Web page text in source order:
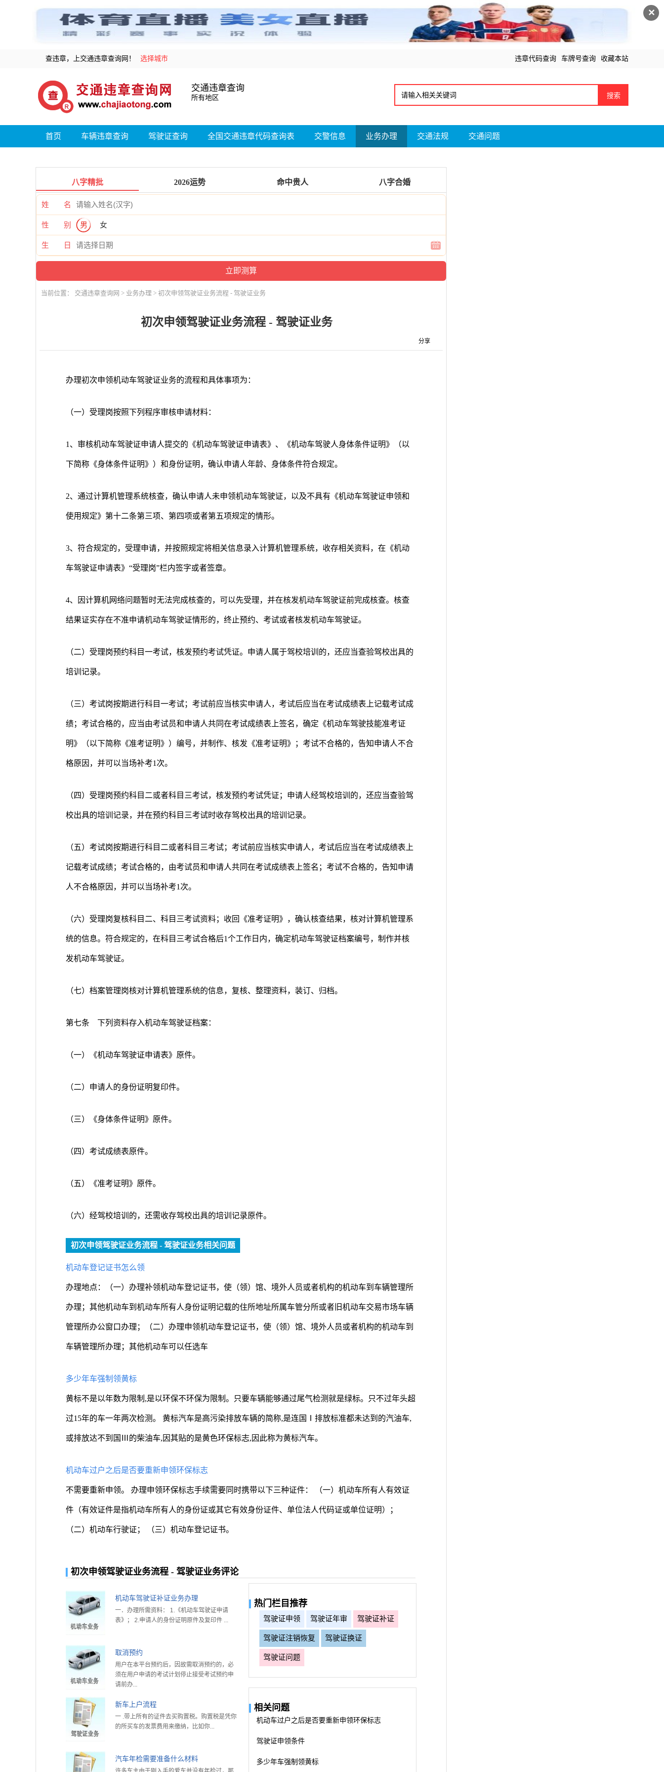
✕
查违章，上交通违章查询网！ 选择城市 违章代码查询 车牌号查询 收藏本站
交通违章查询
所有地区 搜索
首页 车辆违章查询 驾驶证查询 全国交通违章代码查询表 交警信息 业务办理 交通法规 交通问题
八字精批 2026运势 命中贵人 八字合婚
姓 名
性 别 男 女
生 日
当前位置： 交通违章查询网 > 业务办理 > 初次申领驾驶证业务流程 - 驾驶证业务
初次申领驾驶证业务流程 - 驾驶证业务
分享
办理初次申领机动车驾驶证业务的流程和具体事项为：
（一）受理岗按照下列程序审核申请材料：
1、审核机动车驾驶证申请人提交的《机动车驾驶证申请表》、《机动车驾驶人身体条件证明》（以
下简称《身体条件证明》）和身份证明，确认申请人年龄、身体条件符合规定。
2、通过计算机管理系统核查，确认申请人未申领机动车驾驶证，以及不具有《机动车驾驶证申领和
使用规定》第十二条第三项、第四项或者第五项规定的情形。
3、符合规定的，受理申请，并按照规定将相关信息录入计算机管理系统，收存相关资料，在《机动
车驾驶证申请表》“受理岗”栏内签字或者签章。
4、因计算机网络问题暂时无法完成核查的，可以先受理，并在核发机动车驾驶证前完成核查。核查
结果证实存在不准申请机动车驾驶证情形的，终止预约、考试或者核发机动车驾驶证。
（二）受理岗预约科目一考试，核发预约考试凭证。申请人属于驾校培训的，还应当查验驾校出具的
培训记录。
（三）考试岗按期进行科目一考试；考试前应当核实申请人，考试后应当在考试成绩表上记载考试成
绩；考试合格的，应当由考试员和申请人共同在考试成绩表上签名，确定《机动车驾驶技能准考证
明》（以下简称《准考证明》）编号，并制作、核发《准考证明》；考试不合格的，告知申请人不合
格原因，并可以当场补考1次。
（四）受理岗预约科目二或者科目三考试，核发预约考试凭证；申请人经驾校培训的，还应当查验驾
校出具的培训记录，并在预约科目三考试时收存驾校出具的培训记录。
（五）考试岗按期进行科目二或者科目三考试；考试前应当核实申请人，考试后应当在考试成绩表上
记载考试成绩；考试合格的，由考试员和申请人共同在考试成绩表上签名；考试不合格的，告知申请
人不合格原因，并可以当场补考1次。
（六）受理岗复核科目二、科目三考试资料；收回《准考证明》，确认核查结果，核对计算机管理系
统的信息。符合规定的，在科目三考试合格后1个工作日内，确定机动车驾驶证档案编号，制作并核
发机动车驾驶证。
（七）档案管理岗核对计算机管理系统的信息，复核、整理资料，装订、归档。
第七条 下列资料存入机动车驾驶证档案：
（一）《机动车驾驶证申请表》原件。
（二）申请人的身份证明复印件。
（三）《身体条件证明》原件。
（四）考试成绩表原件。
（五）《准考证明》原件。
（六）经驾校培训的，还需收存驾校出具的培训记录原件。
初次申领驾驶证业务流程 - 驾驶证业务相关问题
机动车登记证书怎么领
办理地点：（一）办理补领机动车登记证书，使（领）馆、境外人员或者机构的机动车到车辆管理所
办理；其他机动车到机动车所有人身份证明记载的住所地址所属车管分所或者旧机动车交易市场车辆
管理所办公窗口办理；（二）办理申领机动车登记证书，使（领）馆、境外人员或者机构的机动车到
车辆管理所办理；其他机动车可以任选车
多少年车强制领黄标
黄标不是以年数为限制,是以环保不环保为限制。只要车辆能够通过尾气检测就是绿标。只不过年头超
过15年的车一年两次检测。 黄标汽车是高污染排放车辆的简称,是连国Ⅰ排放标准都未达到的汽油车,
或排放达不到国Ⅲ的柴油车,因其贴的是黄色环保标志,因此称为黄标汽车。
机动车过户之后是否要重新申领环保标志
不需要重新申领。 办理申领环保标志手续需要同时携带以下三种证件： （一）机动车所有人有效证
件（有效证件是指机动车所有人的身份证或其它有效身份证件、单位法人代码证或单位证明）；
（二）机动车行驶证； （三）机动车登记证书。
初次申领驾驶证业务流程 - 驾驶证业务评论
机动车驾驶证补证业务办理
一．办理所需资料： 1.《机动车驾驶证申请
表》； 2.申请人的身份证明原件及复印件 ...
取消预约
用户在本平台预约后，因故需取消预约的，必
须在用户申请的考试计划停止接受考试预约申
请前办...
新车上户流程
一 .带上所有的证件去买购置税。购置税是凭你
的所买车的发票费用来缴纳，比如你...
汽车年检需要准备什么材料
热门栏目推荐
驾驶证申领 驾驶证年审 驾驶证补证
驾驶证注销恢复 驾驶证换证
驾驶证问题
相关问题
机动车过户之后是否要重新申领环保标志
驾驶证申领条件
多少年车强制领黄标